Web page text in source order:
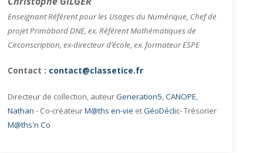
Enseignant Référent pour les Usages du Numérique, Chef de
projet Primàbord DNE, ex. Référent Mathématiques de
Circonscription, ex-directeur d’école, ex. formateur ESPE
Contact : contact@classetice.fr
Directeur de collection, auteurGeneration5,CANOPE,
Nathan - Co-créateurM@ths en-vie etGéoDéclic- Trésorier
M@ths'n Co